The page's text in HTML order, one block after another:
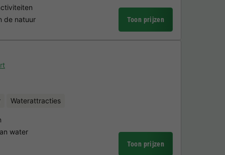
de natuur
Toon prijzen
Waterattracties
water
Toon prijzen